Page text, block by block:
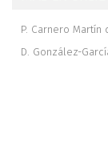
P. Carnero Martín
D. González-